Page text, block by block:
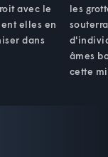
avec le
elles en
dans
les
âmes
cette